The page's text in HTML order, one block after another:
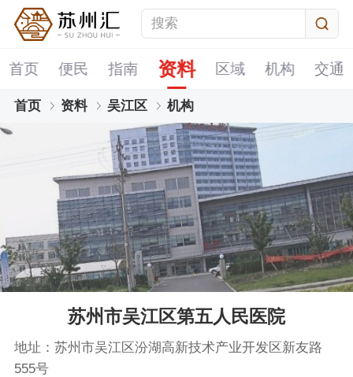
首页 便民 指南 资料 区域 机构 交通
首页 资料 吴江区 机构
苏州市吴江区第五人民医院
地址：苏州市吴江区汾湖高新技术产业开发区新友路
555号